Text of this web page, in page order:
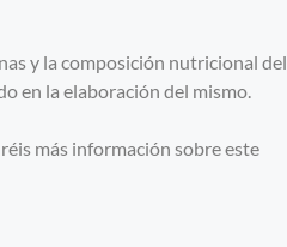
y la composición nutricional del
en la elaboración del mismo.
más información sobre este